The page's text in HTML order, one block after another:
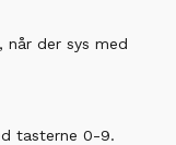
når der sys med
tasterne 0-9.